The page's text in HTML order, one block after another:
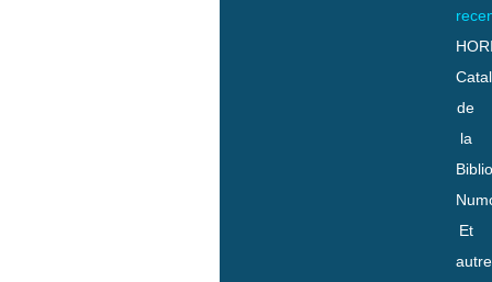
de
la
Et